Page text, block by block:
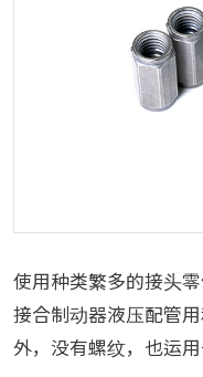
使用种类繁多的接头
接合制动器液压配管
外，没有螺纹，也运